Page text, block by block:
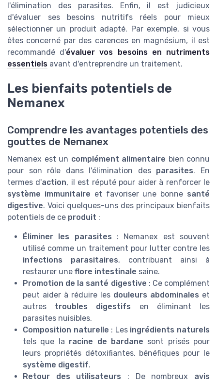
l'élimination des parasites. Enfin, il est judicieux
d'évaluer ses besoins nutritifs réels pour mieux
sélectionner un produit adapté. Par exemple, si vous
êtes concerné par des carences en magnésium, il est
recommandé d'évaluer vos besoins en nutriments
essentiels avant d'entreprendre un traitement.
Les bienfaits potentiels de
Nemanex
Comprendre les avantages potentiels des
gouttes de Nemanex
Nemanex est un complément alimentaire bien connu
pour son rôle dans l'élimination des parasites. En
termes d'action, il est réputé pour aider à renforcer le
système immunitaire et favoriser une bonne santé
digestive. Voici quelques-uns des principaux bienfaits
potentiels de ce produit :
Éliminer les parasites : Nemanex est souvent
utilisé comme un traitement pour lutter contre les
infections parasitaires, contribuant ainsi à
restaurer une flore intestinale saine.
Promotion de la santé digestive : Ce complément
peut aider à réduire les douleurs abdominales et
autres troubles digestifs en éliminant les
parasites nuisibles.
Composition naturelle : Les ingrédients naturels
tels que la racine de bardane sont prisés pour
leurs propriétés détoxifiantes, bénéfiques pour le
système digestif.
Retour des utilisateurs : De nombreux avis